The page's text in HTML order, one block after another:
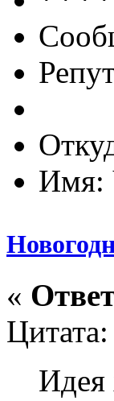
Имя:
«
Идея